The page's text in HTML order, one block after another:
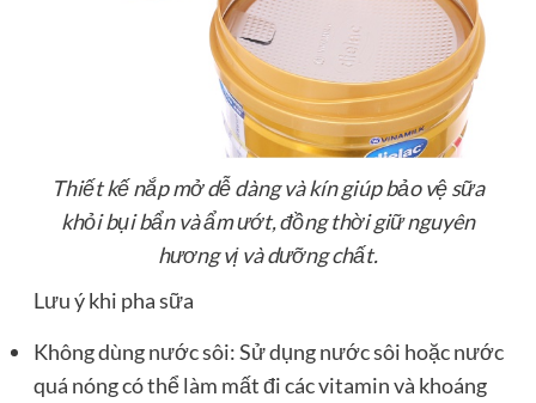
Thiết kế nắp mở dễ dàng và kín giúp bảo vệ sữa
khỏi bụi bẩn và ẩm ướt, đồng thời giữ nguyên
hương vị và dưỡng chất.
Lưu ý khi pha sữa
Không dùng nước sôi: Sử dụng nước sôi hoặc nước
quá nóng có thể làm mất đi các vitamin và khoáng